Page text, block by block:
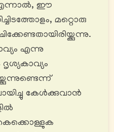
എന്നാൽ, ഈ
മറ്റൊരു
എന്നു
ദൃശ്യകാവ്യം
കേള്‍ക്കുവാൻ